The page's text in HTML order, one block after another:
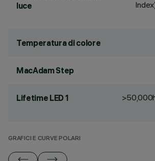
luce
Temperatura di colore
MacAdam Step
Lifetime LED 1
GRAFICI E CURVE POLARI